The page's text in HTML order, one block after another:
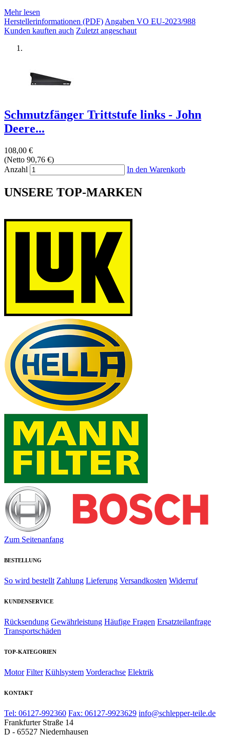
Mehr lesen
Herstellerinformationen (PDF)Angaben VO EU-2023/988
Kunden kauften auch Zuletzt angeschaut
Schmutzfänger Trittstufe links - John
Deere...
108,00 €
(Netto 90,76 €)
Anzahl
In den Warenkorb
UNSERE TOP-MARKEN
Zum Seitenanfang
BESTELLUNG
So wird bestellt Zahlung Lieferung Versandkosten Widerruf
KUNDENSERVICE
Rücksendung Gewährleistung Häufige Fragen Ersatzteilanfrage
Transportschäden
TOP-KATEGORIEN
Motor Filter Kühlsystem Vorderachse Elektrik
KONTAKT
Tel: 06127-992360 Fax: 06127-9923629 info@schlepper-teile.de
Frankfurter Straße 14
D - 65527 Niedernhausen